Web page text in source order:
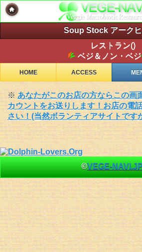
Soup Stock アーク
レストラン()
ベジ＆ノン・ベジ
HOME ACCESS
※ あなたがこのお店の方ならこの画
カウントをお送りします！お店の電
さい！(当然ボランティアサイトです
©VEGE-